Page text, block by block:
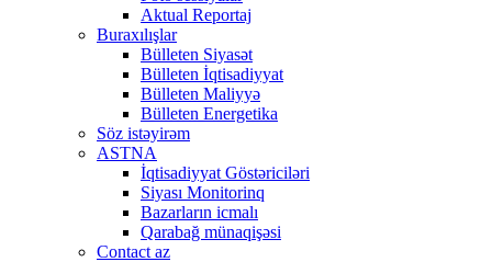
Aktual Reportaj
Buraxılışlar
Bülleten Siyasət
Bülleten İqtisadiyyat
Bülleten Maliyyə
Bülleten Energetika
Söz istəyirəm
ASTNA
İqtisadiyyat Göstəriciləri
Siyası Monitorinq
Bazarların icmalı
Qarabağ münaqişəsi
Contact az